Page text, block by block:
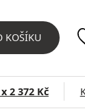
KOŠÍKU
2 372 Kč